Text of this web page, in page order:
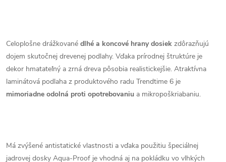
Celoplošne drážkované dlhé a koncové hrany dosiek zdôrazňujú
dojem skutočnej drevenej podlahy. Vďaka prírodnej štruktúre je
dekor hmatateľný a zrná dreva pôsobia realistickejšie. Atraktívna
laminátová podlaha z produktového radu Trendtime 6 je
mimoriadne odolná proti opotrebovaniu a mikropoškriabaniu.
Má zvýšené antistatické vlastnosti a vďaka použitiu špeciálnej
jadrovej dosky Aqua-Proof je vhodná aj na pokládku vo vlhkých